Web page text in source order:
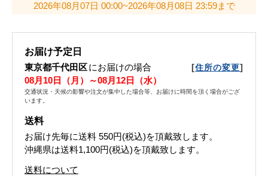
2026年08月07日 00:00~2026年08月08日 23:59まで
お届け予定日
東京都千代田区にお届けの場合 [住所の変更]
08月10日（月）～08月12日（水）
交通状況・天候の影響や注文が集中した場合等、お届けに時間を頂く場合がござ
います。
送料
お届け先毎に送料 550円(税込)を頂戴致します。
沖縄県は送料1,100円(税込)を頂戴致します。
送料について